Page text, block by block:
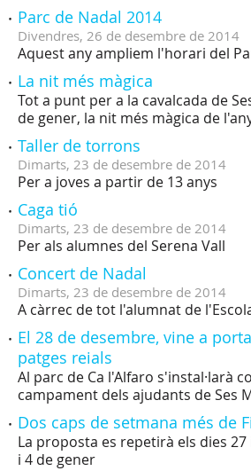
Parc de Nadal 2014
Divendres, 26 de desembre de 2014
Aquest any ampliem l'horari del
La nit més màgica
Tot a punt per a la cavalcada de
de gener, la nit més màgica de
Taller de torrons
Dimarts, 23 de desembre de 2014
Per a joves a partir de 13 anys
Caga tió
Dimarts, 23 de desembre de 2014
Per als alumnes del Serena Vall
Concert de Nadal
Dimarts, 23 de desembre de 2014
A càrrec de tot l'alumnat de
El 28 de desembre, vine a
patges reials
Al parc de Ca l'Alfaro s'instal·larà
campament dels ajudants de Ses
Dos caps de setmana més de
La proposta es repetirà els dies
i 4 de gener